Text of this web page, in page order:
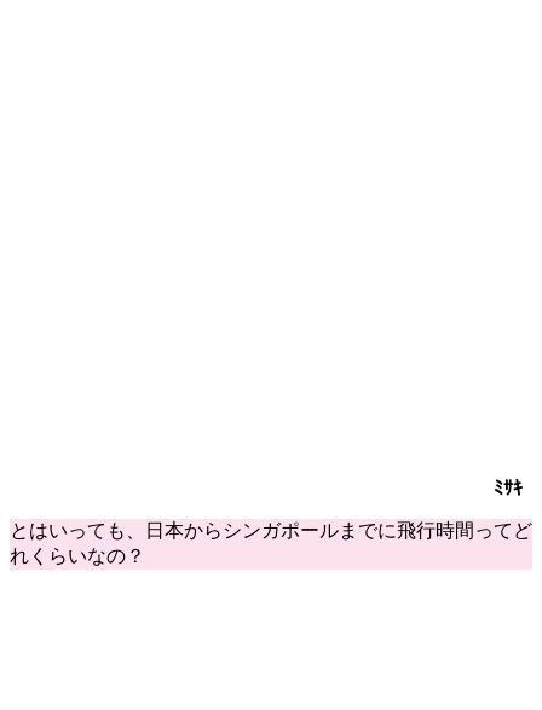
ﾐｻｷ
とはいっても、日本からシンガポールまでに飛行時間 ってど
れくらいなの？